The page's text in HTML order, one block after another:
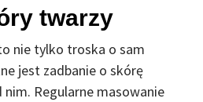
twarzy
nie tylko troska o sam
jest zadbanie o skórę
nim. Regularne masowanie